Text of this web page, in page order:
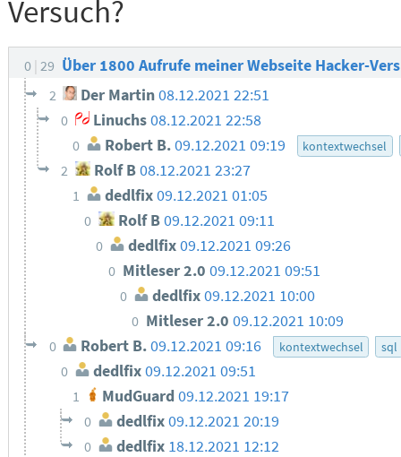
Versuch?
0 29 Über 1800 Aufrufe meiner Webseite Hacker-
2 Der Martin08.12.2021 22:51
0 Linuchs 08.12.2021 22:58
0 Robert B.09.12.2021 09:19 kontextwechsel
2 Rolf B08.12.2021 23:27
1 dedlfix09.12.2021 01:05
0 Rolf B09.12.2021 09:11
0 dedlfix09.12.2021 09:26
0 Mitleser 2.0 09.12.2021 09:51
0 dedlfix 09.12.2021 10:00
0 Mitleser 2.0 09.12.2021 10:09
0 Robert B.09.12.2021 09:16 kontextwechsel sql
0 dedlfix 09.12.2021 09:51
1 MudGuard 09.12.2021 19:17
0 dedlfix09.12.2021 20:19
0 dedlfix 18.12.2021 12:12